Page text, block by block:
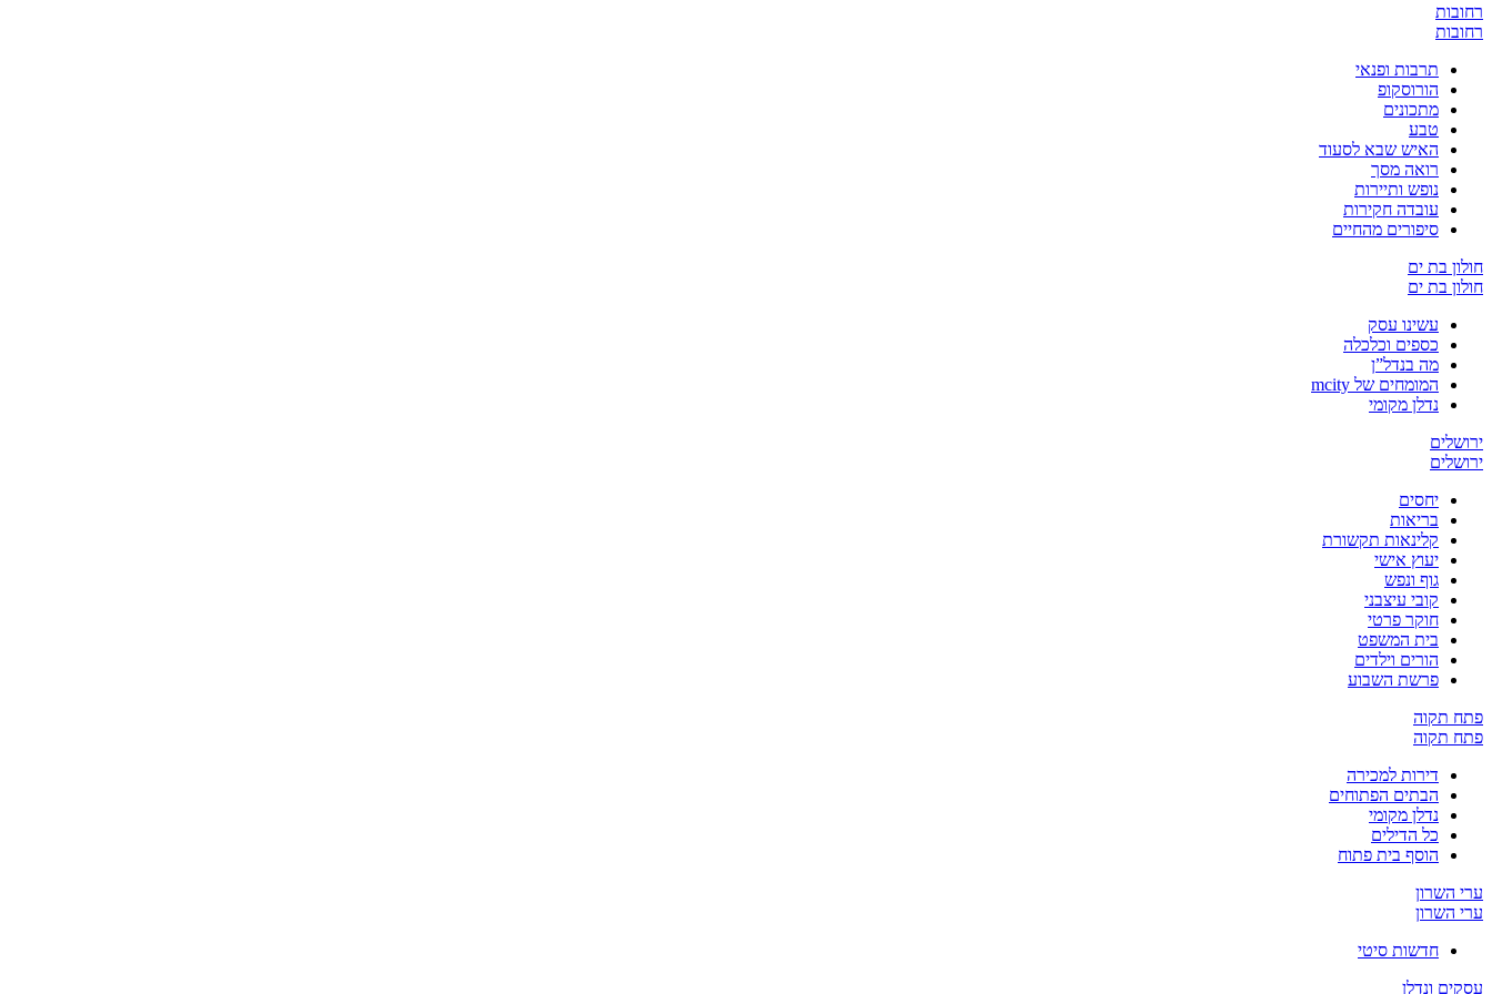
רחובות
רחובות
תרבות ופנאי
הורוסקופ
מתכונים
טבע
האיש שבא לסעוד
רואה מסך
נופש ותיירות
עובדה חקירות
סיפורים מהחיים
חולון בת ים
חולון בת ים
עשינו עסק
כספים וכלכלה
מה בנדל”ן
המומחים של mcity
נדלן מקומי
ירושלים
ירושלים
יחסים
בריאות
קלינאות תקשורת
יעוץ אישי
גוף ונפש
קובי עיצבני
חוקר פרטי
בית המשפט
הורים וילדים
פרשת השבוע
פתח תקוה
פתח תקוה
דירות למכירה
הבתים הפתוחים
נדלן מקומי
כל הדילים
הוסף בית פתוח
ערי השרון
ערי השרון
חדשות סיטי
עסקים ונדלן